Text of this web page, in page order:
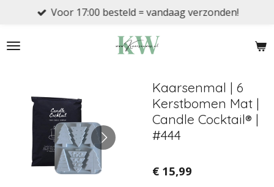
naar
Voor 17:00 besteld = vandaag verzonden!
Kaarsenmal | 6
Kerstbomen Mat |
Candle Cocktail® |
#444
€ 15,99